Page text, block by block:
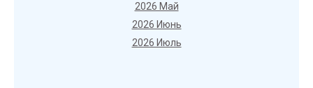
2026 Май
2026 Июнь
2026 Июль